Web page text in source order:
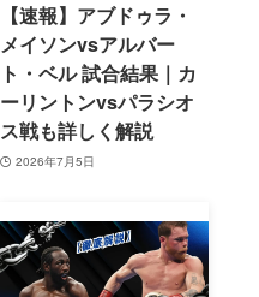
【速報】アブドゥラ・
メイソンvsアルバー
ト・ベル 試合結果｜カ
ーリントンvsパラシオ
ス戦も詳しく解説
2026年7月5日